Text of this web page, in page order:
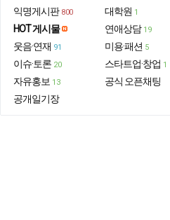
익명게시판 800
HOT 게시물
웃음·연재 91
이슈·토론 20
자유홍보 13
공개일기장
대학원 1
연애상담 19
미용·패션 5
스타트업·창업 1
공식 오픈채팅